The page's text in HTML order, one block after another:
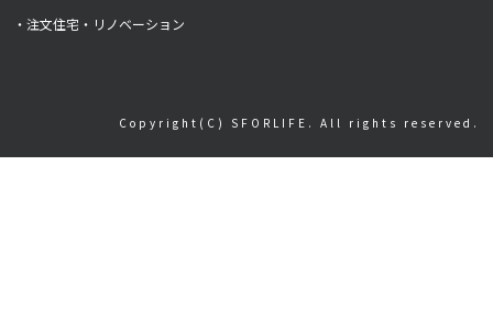
・注文住宅・リノベーション
Copyright(C) SFORLIFE. All rights reserved.